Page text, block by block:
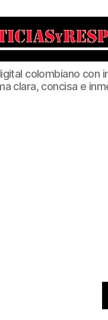
colombiano con
clara, concisa e